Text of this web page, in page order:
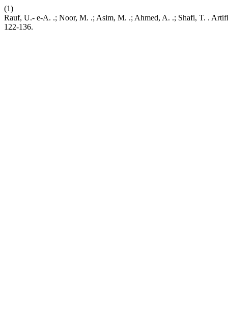
(1)
Rauf, U.- e-A. .; Noor, M. .; Asim, M. .; Ahmed, A. .; Shafi, T. .
122-136.